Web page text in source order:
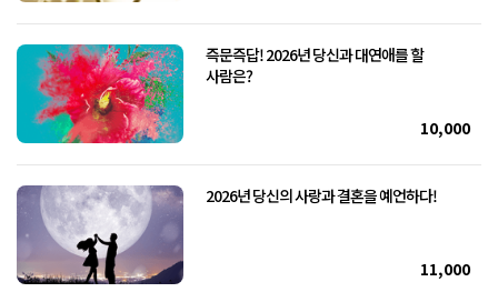
즉문즉답! 2026년 당신과 대연애를 할
사람은?
10,000
2026년 당신의 사랑과 결혼을 예언하다!
11,000